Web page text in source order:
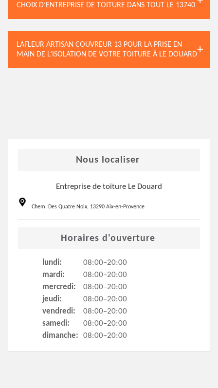
CHOIX D’ENTREPRISE DE TOITURE DANS TOUT LE 13740
LAFLEUR ARTISAN COUVREUR 13 POUR LA PRISE EN
MAIN DE L’ISOLATION DE VOTRE TOITURE À LE DOUARD
Nous localiser
Entreprise de toiture Le Douard
Chem. Des Quatre Noix, 13290 Aix-en-Provence
Horaires d'ouverture
lundi:
08:00–20:00
mardi:
08:00–20:00
mercredi:
08:00–20:00
jeudi:
08:00–20:00
vendredi:
08:00–20:00
samedi:
08:00–20:00
dimanche:
08:00–20:00